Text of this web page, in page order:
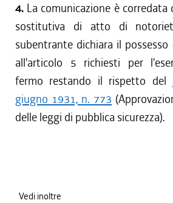
4. La comunicazione è corredata
sostitutiva di atto di
subentrante dichiara il
all'articolo 5 richiesti per
fermo restando il rispetto del
giugno 1931, n. 773
delle leggi di pubblica sicurezza).
Vedi inoltre